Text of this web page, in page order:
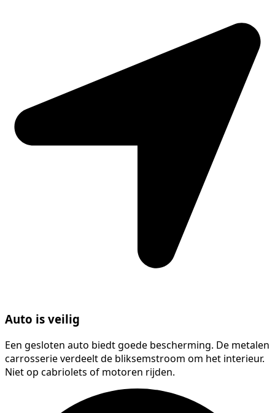
Auto is veilig
Een gesloten auto biedt goede bescherming. De metalen
carrosserie verdeelt de bliksemstroom om het interieur.
Niet op cabriolets of motoren rijden.